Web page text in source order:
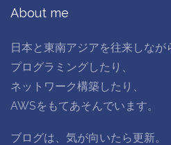
About me
日本と東南アジアを往来しなが
プログラミングしたり、
ネットワーク構築したり、
AWSをもてあそんでいます。
ブログは、気が向いたら更新。